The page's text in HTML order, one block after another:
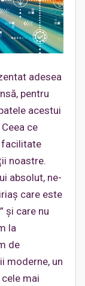
adesea
pentru
acestui
ce
facilitate
noastre.
absolut, ne-
care este
” și care nu
la
de
moderne, un
mai